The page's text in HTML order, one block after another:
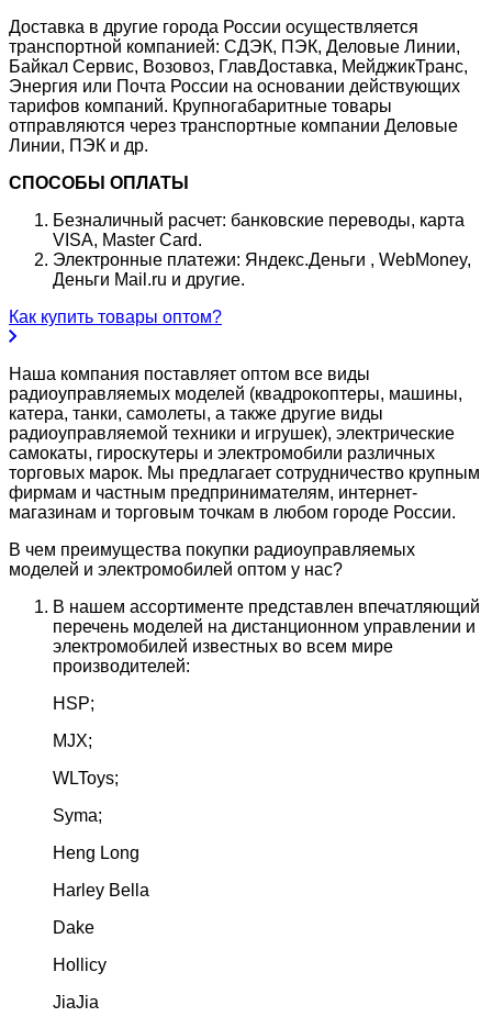
Доставка в другие города России осуществляется
транспортной компанией: СДЭК, ПЭК, Деловые Линии,
Байкал Сервис, Возовоз, ГлавДоставка, МейджикТранс,
Энергия или Почта России на основании действующих
тарифов компаний. Крупногабаритные товары
отправляются через транспортные компании Деловые
Линии, ПЭК и др.
СПОСОБЫ ОПЛАТЫ
Безналичный расчет: банковские переводы, карта
VISA, Master Card.
Электронные платежи: Яндекс.Деньги , WebMoney,
Деньги Mail.ru и другие.
Как купить товары оптом?
Наша компания поставляет оптом все виды
радиоуправляемых моделей (квадрокоптеры, машины,
катера, танки, самолеты, а также другие виды
радиоуправляемой техники и игрушек), электрические
самокаты, гироскутеры и электромобили различных
торговых марок. Мы предлагает сотрудничество крупным
фирмам и частным предпринимателям, интернет-
магазинам и торговым точкам в любом городе России.
В чем преимущества покупки радиоуправляемых
моделей и электромобилей оптом у нас?
В нашем ассортименте представлен впечатляющий
перечень моделей на дистанционном управлении и
электромобилей известных во всем мире
производителей:
HSP;
MJX;
WLToys;
Syma;
Heng Long
Harley Bella
Dake
Hollicy
JiaJia